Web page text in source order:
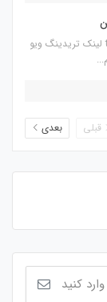
tradingview.com/u/halakoei لینک تریدینگ ویو
قبلی بعدی